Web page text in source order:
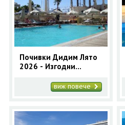
Почивки Дидим Лято
2026 - Изгодни
виж повече